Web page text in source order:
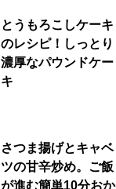
とうもろこしケーキ
のレシピ！しっとり
濃厚なパウンドケー
キ
さつま揚げとキャベ
ツの甘辛炒め。ご飯
が進む簡単10分おか